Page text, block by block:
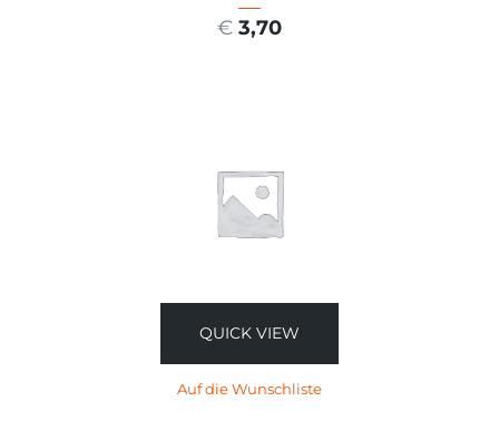
€ 3,70
QUICK VIEW
Auf die Wunschliste